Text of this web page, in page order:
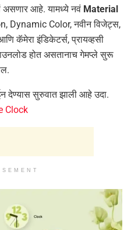
असणार आहे. यामध्ये नवं Material
Dynamic Color, नवीन विजेट्स,
कॅमेरा इंडिकेटर्स, प्रायव्हसी
होत असतानाच गेमप्ले सुरू
देण्यास सुरुवात झाली आहे उदा.
Clock